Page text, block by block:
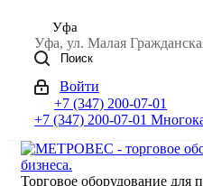
Уфа
Уфа, ул. Малая
Поиск
Войти
+7 (347) 200-07-01
+7 (347) 200-07-01
Торговое оборудование для